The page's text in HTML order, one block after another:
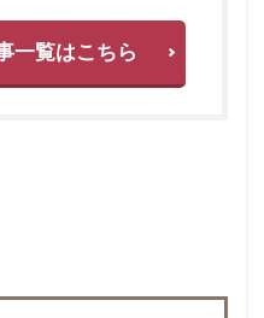
覧はこちら